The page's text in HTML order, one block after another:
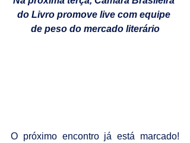
do Livro promove live com equipe
de peso do mercado literário
O próximo encontro já está marcado!